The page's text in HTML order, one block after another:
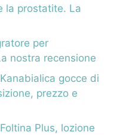
la prostatite. La
per
nostra recensione
Kanabialica gocce di
prezzo e
Foltina Plus, lozione